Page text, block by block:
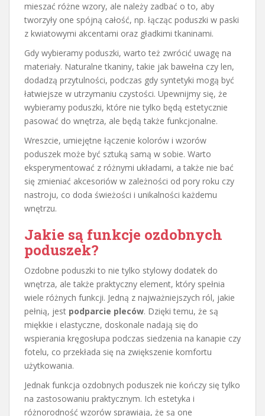
mieszać różne wzory, ale należy zadbać o to, aby
tworzyły one spójną całość, np. łącząc poduszki w paski
z kwiatowymi akcentami oraz gładkimi tkaninami.
Gdy wybieramy poduszki, warto też zwrócić uwagę na
materiały. Naturalne tkaniny, takie jak bawełna czy len,
dodadzą przytulności, podczas gdy syntetyki mogą być
łatwiejsze w utrzymaniu czystości. Upewnijmy się, że
wybieramy poduszki, które nie tylko będą estetycznie
pasować do wnętrza, ale będą także funkcjonalne.
Wreszcie, umiejętne łączenie kolorów i wzorów
poduszek może być sztuką samą w sobie. Warto
eksperymentować z różnymi układami, a także nie bać
się zmieniać akcesoriów w zależności od pory roku czy
nastroju, co doda świeżości i unikalności każdemu
wnętrzu.
Jakie są funkcje ozdobnych
poduszek?
Ozdobne poduszki to nie tylko stylowy dodatek do
wnętrza, ale także praktyczny element, który spełnia
wiele różnych funkcji. Jedną z najważniejszych ról, jakie
pełnią, jest podparcie pleców. Dzięki temu, że są
miękkie i elastyczne, doskonale nadają się do
wspierania kręgosłupa podczas siedzenia na kanapie czy
fotelu, co przekłada się na zwiększenie komfortu
użytkowania.
Jednak funkcja ozdobnych poduszek nie kończy się tylko
na zastosowaniu praktycznym. Ich estetyka i
różnorodność wzorów sprawiają, że są one